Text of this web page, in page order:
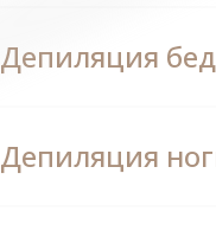
Депиляция
Депиляция